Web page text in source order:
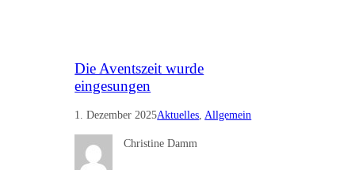
Die Aventszeit wurde
eingesungen
1. Dezember 2025Aktuelles Allgemein
Christine Damm